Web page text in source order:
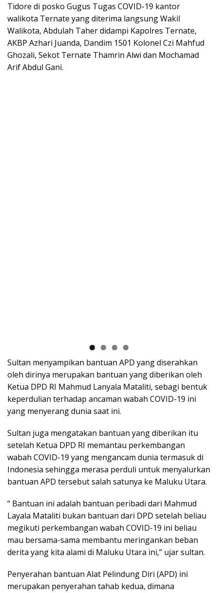
Tidore di posko Gugus Tugas COVID-19 kantor
walikota Ternate yang diterima langsung Wakil
Walikota, Abdulah Taher didampi Kapolres Ternate,
AKBP Azhari Juanda, Dandim 1501 Kolonel Czi Mahfud
Ghozali, Sekot Ternate Thamrin Alwi dan Mochamad
Arif Abdul Gani.
Sultan menyampikan bantuan APD yang diserahkan
oleh dirinya merupakan bantuan yang diberikan oleh
Ketua DPD RI Mahmud Lanyala Mataliti, sebagi bentuk
keperdulian terhadap ancaman wabah COVID-19 ini
yang menyerang dunia saat ini.
Sultan juga mengatakan bantuan yang diberikan itu
setelah Ketua DPD RI memantau perkembangan
wabah COVID-19 yang mengancam dunia termasuk di
Indonesia sehingga merasa perduli untuk menyalurkan
bantuan APD tersebut salah satunya ke Maluku Utara.
“ Bantuan ini adalah bantuan peribadi dari Mahmud
Layala Mataliti bukan bantuan dari DPD setelah beliau
megikuti perkembangan wabah COVID-19 ini beliau
mau bersama-sama membantu meringankan beban
derita yang kita alami di Maluku Utara ini,” ujar sultan.
Penyerahan bantuan Alat Pelindung Diri (APD) ini
merupakan penyerahan tahab kedua, dimana